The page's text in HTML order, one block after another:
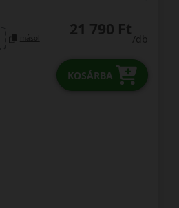
másol 21 790 Ft
/db
KOSÁRBA